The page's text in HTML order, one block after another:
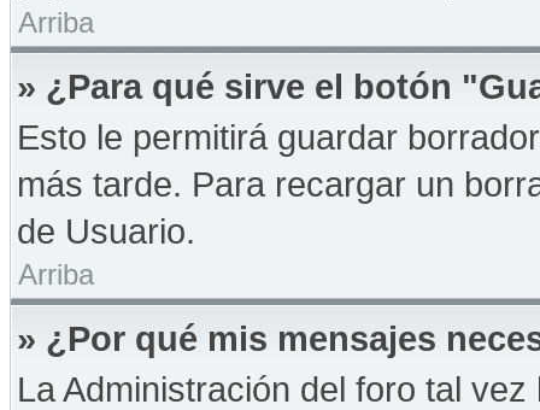
Arriba
» ¿Para qué sirve el botón
Esto le permitirá guardar
más tarde. Para recargar un
de Usuario.
Arriba
» ¿Por qué mis mensajes
La Administración del foro tal